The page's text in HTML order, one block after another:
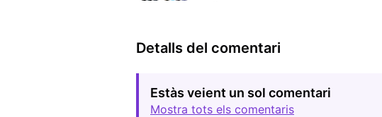
Detalls del comentari
Estàs veient un sol comentari
Mostra tots els comentaris